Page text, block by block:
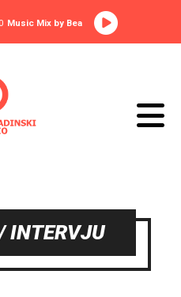
Music Mix by Bea
INTERVJU